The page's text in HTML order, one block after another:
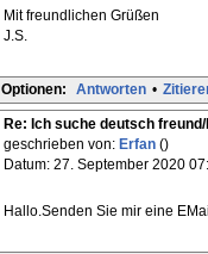
Mit freundlichen Grüßen
J.S.
Optionen: Antworten •
Re: Ich suche deutsch
geschrieben von: Erfan ()
Datum: 27. September 2020
Hallo.Senden Sie mir eine